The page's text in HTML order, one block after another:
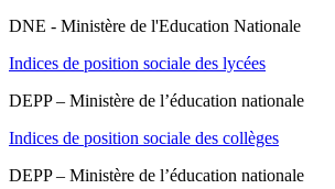
DNE - Ministère de l'Education Nationale
Indices de position sociale des lycées
DEPP – Ministère de l’éducation nationale
Indices de position sociale des collèges
DEPP – Ministère de l’éducation nationale